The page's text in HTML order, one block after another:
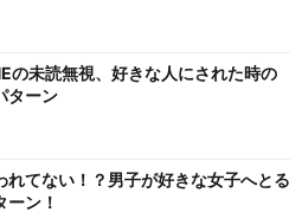
の未読無視、好きな人にされた時の
ターン
れてない！？男子が好きな女子へとる
ーン！